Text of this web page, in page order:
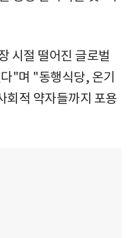
시절 떨어진 글로벌
"며 "동행식당, 온기
회적 약자들까지 포용